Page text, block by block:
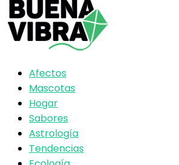
Afectos
Mascotas
Hogar
Sabores
Astrología
Tendencias